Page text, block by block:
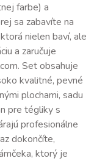
farbe) a
sa zabavíte na
nielen baví, ale
a zaručuje
Set obsahuje
kvalitné, pevné
plochami, sadu
pre tégliky s
profesionálne
dokončíte,
ktorý je